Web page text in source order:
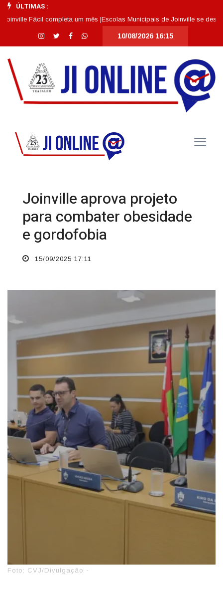
ÚLTIMAS :
Fácil completa um mês |Escolas Municipais de Joinville se destacam
10/08/2026 16:15
Joinville aprova projeto
para combater obesidade
e gordofobia
15/09/2025 17:11
Foto: CVJ/Divulgação -